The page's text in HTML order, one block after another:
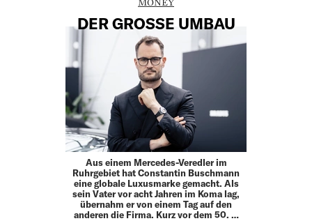
DER GROSSE UMBAU
Aus einem Mercedes-Veredler im
Ruhrgebiet hat Constantin Buschmann
eine globale Luxusmarke gemacht. Als
sein Vater vor acht Jahren im Koma lag,
übernahm er von einem Tag auf den
anderen die Firma. Kurz vor dem 50. …